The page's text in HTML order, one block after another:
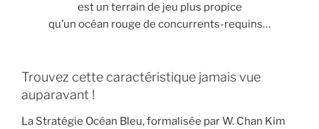
est un terrain de jeu plus propice
qu’un océan rouge de concurrents-requins…
Trouvez cette caractéristique jamais vue
auparavant !
La Stratégie Océan Bleu, formalisée par W. Chan Kim